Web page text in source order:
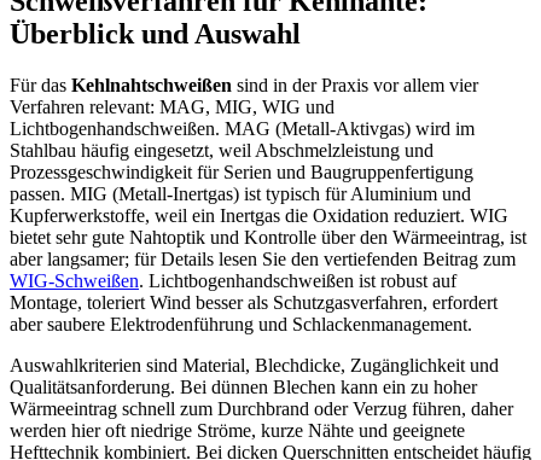
Überblick und Auswahl
Für das Kehlnahtschweißen sind in der Praxis vor allem vier
Verfahren relevant: MAG, MIG, WIG und
Lichtbogenhandschweißen. MAG (Metall-Aktivgas) wird im
Stahlbau häufig eingesetzt, weil Abschmelzleistung und
Prozessgeschwindigkeit für Serien und Baugruppenfertigung
passen. MIG (Metall-Inertgas) ist typisch für Aluminium und
Kupferwerkstoffe, weil ein Inertgas die Oxidation reduziert. WIG
bietet sehr gute Nahtoptik und Kontrolle über den Wärmeeintrag, ist
aber langsamer; für Details lesen Sie den vertiefenden Beitrag zum
WIG-Schweißen. Lichtbogenhandschweißen ist robust auf
Montage, toleriert Wind besser als Schutzgasverfahren, erfordert
aber saubere Elektrodenführung und Schlackenmanagement.
Auswahlkriterien sind Material, Blechdicke, Zugänglichkeit und
Qualitätsanforderung. Bei dünnen Blechen kann ein zu hoher
Wärmeeintrag schnell zum Durchbrand oder Verzug führen, daher
werden hier oft niedrige Ströme, kurze Nähte und geeignete
Hefttechnik kombiniert. Bei dicken Querschnitten entscheidet häufig